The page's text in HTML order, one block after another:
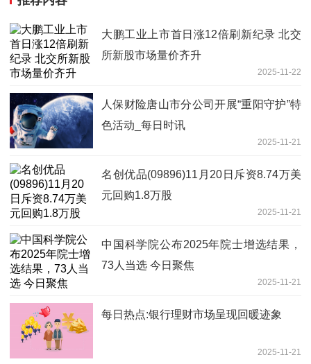
大鹏工业上市首日涨12倍刷新纪录 北交
所新股市场量价齐升
2025-11-22
人保财险唐山市分公司开展“重阳守护”特
色活动_每日时讯
2025-11-21
名创优品(09896)11月20日斥资8.74万美
元回购1.8万股
2025-11-21
中国科学院公布2025年院士增选结果，
73人当选 今日聚焦
2025-11-21
每日热点:银行理财市场呈现回暖迹象
2025-11-21